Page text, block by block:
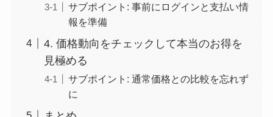
サブポイント: 事前にログインと支払い情
報を準備
4. 価格動向をチェックして本当のお得を
見極める
サブポイント: 通常価格との比較を忘れず
に